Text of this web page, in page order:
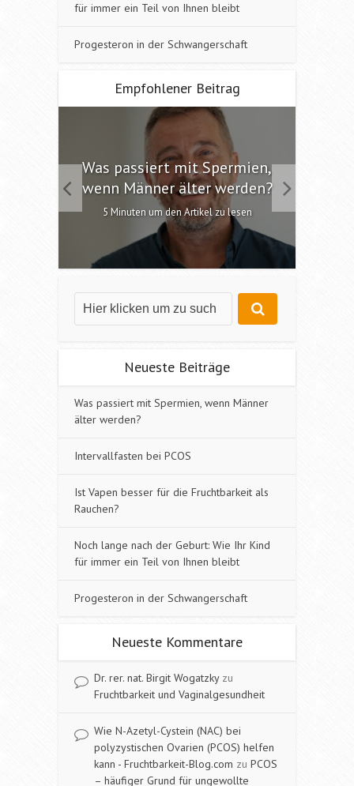
für immer ein Teil von Ihnen bleibt
Progesteron in der Schwangerschaft
Empfohlener Beitrag
Was passiert mit Spermien,
wenn Männer älter werden?
5 Minuten um den Artikel zu lesen
Neueste Beiträge
Was passiert mit Spermien, wenn Männer
älter werden?
Intervallfasten bei PCOS
Ist Vapen besser für die Fruchtbarkeit als
Rauchen?
Noch lange nach der Geburt: Wie Ihr Kind
für immer ein Teil von Ihnen bleibt
Progesteron in der Schwangerschaft
Neueste Kommentare
Dr. rer. nat. Birgit Wogatzkyzu
Fruchtbarkeit und Vaginalgesundheit
Wie N-Azetyl-Cystein (NAC) bei
polyzystischen Ovarien (PCOS) helfen
kann - Fruchtbarkeit-Blog.com zu PCOS
– häufiger Grund für ungewollte